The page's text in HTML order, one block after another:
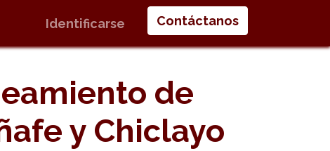
Identificarse Contáctanos
de
y Chiclayo